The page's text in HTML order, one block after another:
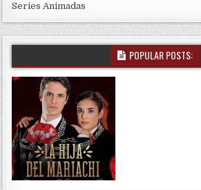
Series Animadas
POPULAR POSTS: